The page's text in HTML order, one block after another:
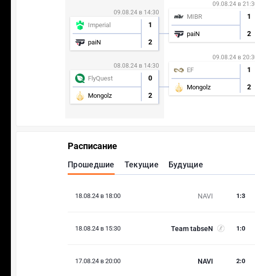
09.08.24 в 14:30
Imperial 1
paiN 2
08.08.24 в 14:30
FlyQuest 0
Mongolz 2
09.08.24 в
MIBR 1
paiN 2
09.08.24 в
EF 1
Mongolz 2
Расписание
Прошедшие Текущие Будущие
18.08.24 в 18:00 NAVI 1 :3
18.08.24 в 15:30 Team tabseN 1 :0
17.08.24 в 20:00 NAVI 2:0